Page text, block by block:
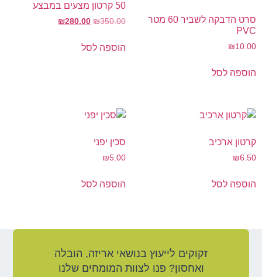
סרט הדבקה לשביר 60 מטר
PVC
₪10.00
הוספה לסל
50 קרטון מצעים במבצע
₪350.00
₪280.00
הוספה לסל
קרטון ארכיב
₪6.50
הוספה לסל
סכין יפני
₪5.00
הוספה לסל
זקוקים לייעוץ בנושאי אריזה, הובלה
ואחסון? פנו לצוות המומחים שלנו